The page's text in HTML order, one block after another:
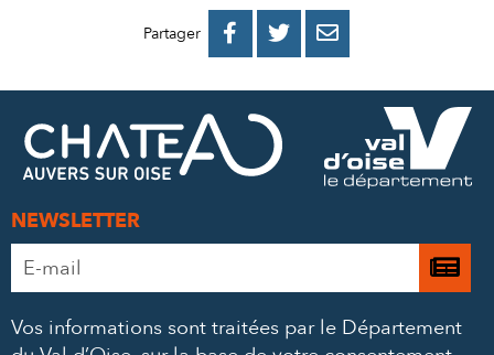
Partager 
PARTAGER
FACEBOOK
PARTAGER
PARTAGER
MAIL
NEWSLETTER
Adresse
e-
*
Je
à
Vos informations sont traitées par le Département